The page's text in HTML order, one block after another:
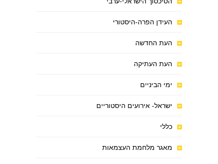
העידן הפרה-היסטורי
העת החדשה
העת העתיקה
ימי הביניים
ישראל- אירועים היסטוריים
כללי
מאגר מלחמת העצמאות